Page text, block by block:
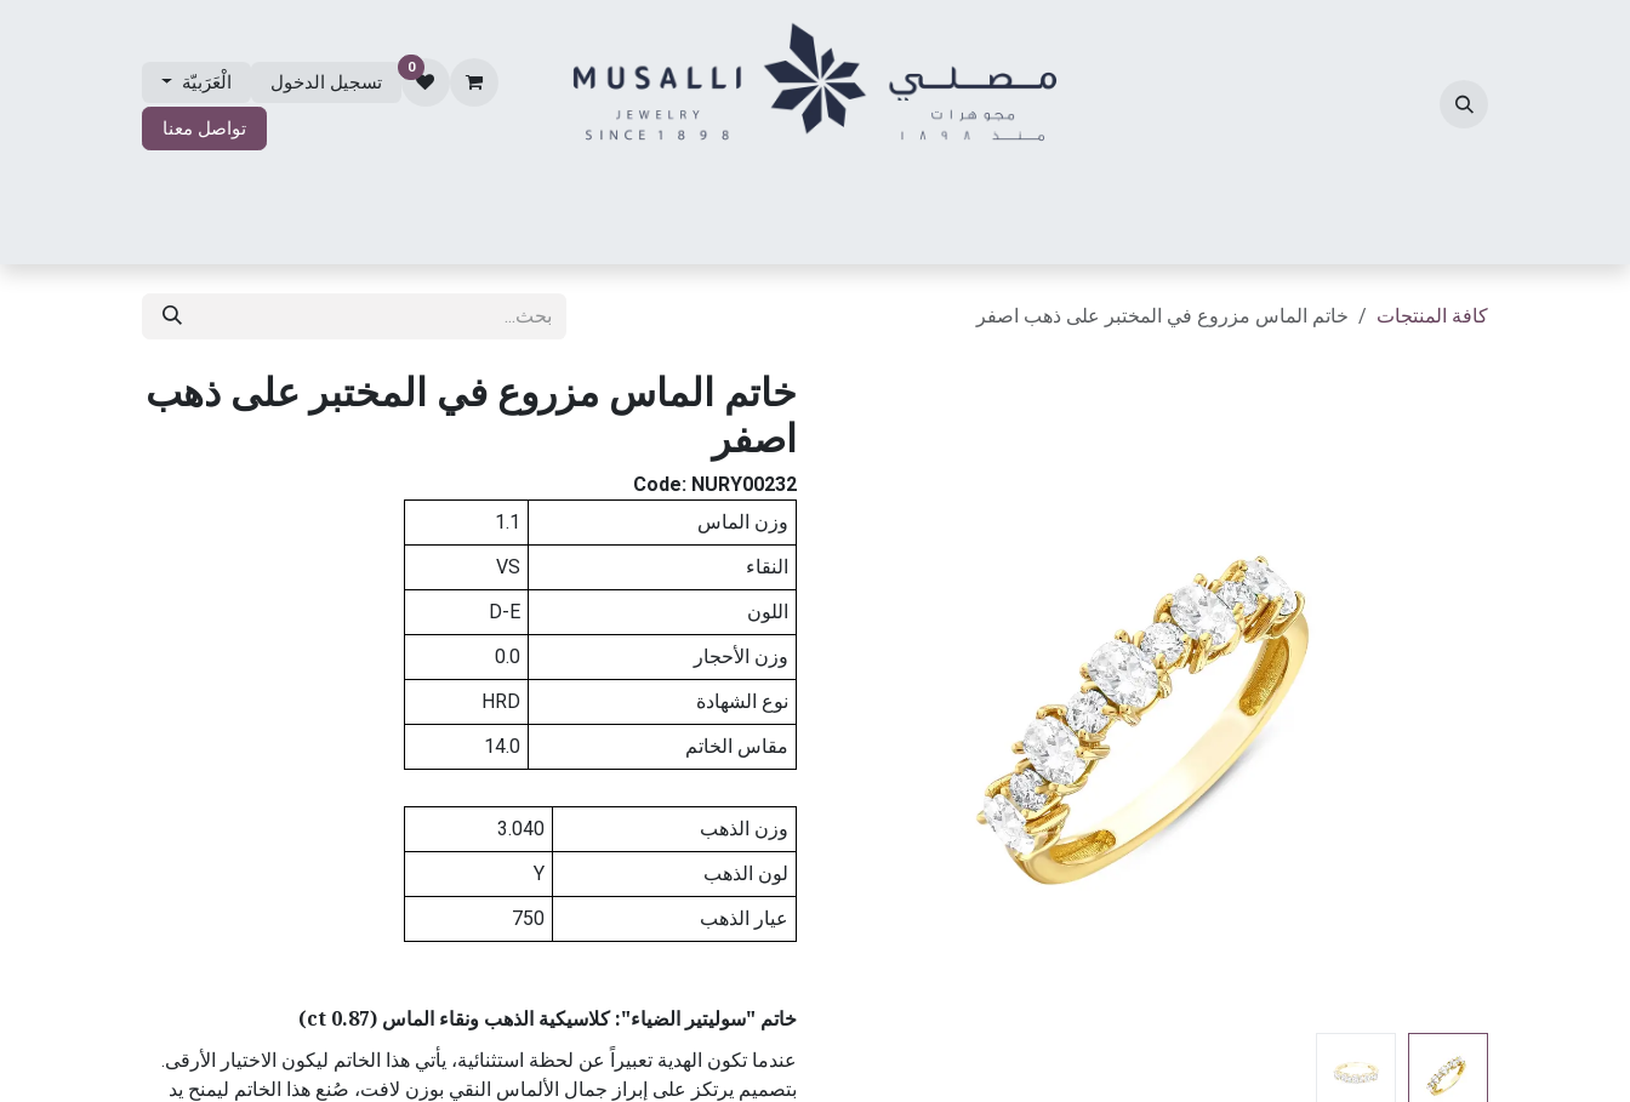
0
تسجيل الدخول الْعَرَبيّة
تواصل معنا
كافة المنتجات خاتم الماس مزروع في المختبر على ذهب اصفر
خاتم الماس مزروع في المختبر على ذهب
اصفر
Code: NURY00232
وزن الماس
1.1
النقاء
VS
اللون
D-E
وزن الأحجار
0.0
نوع الشهادة
HRD
مقاس الخاتم
14.0
وزن الذهب
3.040
لون الذهب
Y
عيار الذهب
750
خاتم "سوليتير الضياء": كلاسيكية الذهب ونقاء الماس (0.87 ct)
عندما تكون الهدية تعبيراً عن لحظة استثنائية، يأتي هذا الخاتم ليكون الاختيار الأرقى.
بتصميم يرتكز على إبراز جمال الألماس النقي بوزن لافت، صُنع هذا الخاتم ليمنح يد